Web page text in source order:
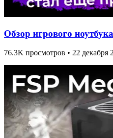
Обзор игрового
76.3K просмотров • 22 декабря